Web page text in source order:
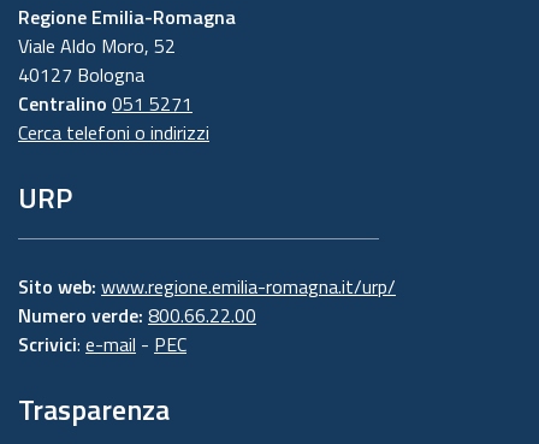
Regione Emilia-Romagna
Viale Aldo Moro, 52
40127 Bologna
Centralino 051 5271
Cerca telefoni o indirizzi
URP
Sito web: www.regione.emilia-romagna.it/urp/
Numero verde: 800.66.22.00
Scrivici: e-mail - PEC
Trasparenza